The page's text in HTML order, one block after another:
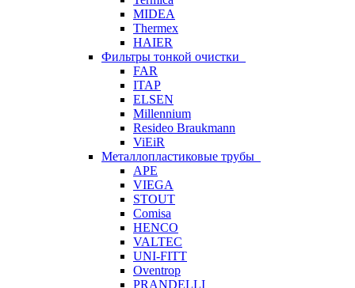
MIDEA
Thermex
HAIER
Фильтры тонкой очистки
FAR
ITAP
ELSEN
Millennium
Resideo Braukmann
ViEiR
Металлопластиковые трубы
APE
VIEGA
STOUT
Comisa
HENCO
VALTEC
UNI-FITT
Oventrop
PRANDELLI